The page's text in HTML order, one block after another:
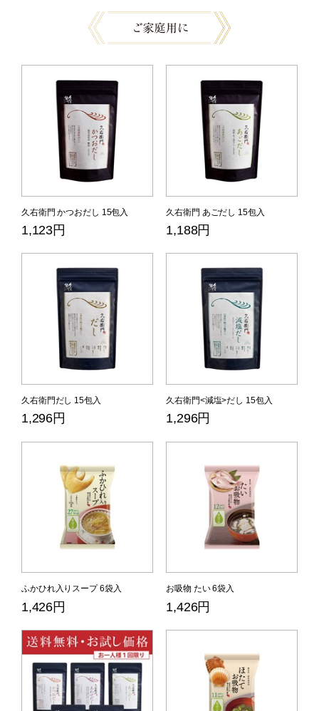
久右衛門 かつおだし 15包入
1,123円
久右衛門 あごだし 15包入
1,188円
久右衛門だし 15包入
1,296円
久右衛門<減塩>だし 15包入
1,296円
ふかひれ入りスープ 6袋入
1,426円
お吸物 たい 6袋入
1,426円